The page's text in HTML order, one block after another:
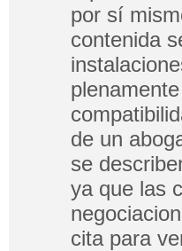
por sí
contenida
de un
se
ya que las
cita para